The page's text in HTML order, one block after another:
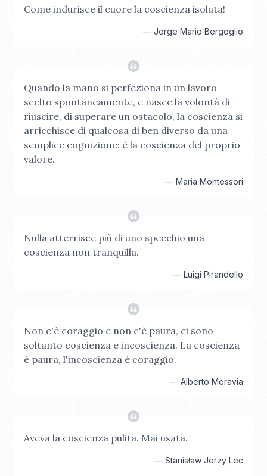
Come indurisce il cuore la coscienza isolata!
— Jorge Mario Bergoglio
Quando la mano si perfeziona in un lavoro
scelto spontaneamente, e nasce la volontà di
riuscire, di superare un ostacolo, la coscienza si
arricchisce di qualcosa di ben diverso da una
semplice cognizione: è la coscienza del proprio
valore.
— Maria Montessori
Nulla atterrisce più di uno specchio una
coscienza non tranquilla.
— Luigi Pirandello
Non c'è coraggio e non c'è paura, ci sono
soltanto coscienza e incoscienza. La coscienza
è paura, l'incoscienza è coraggio.
— Alberto Moravia
Aveva la coscienza pulita. Mai usata.
— Stanisław Jerzy Lec